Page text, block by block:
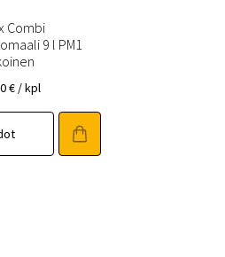
Combi
9 l PM1
€ / kpl